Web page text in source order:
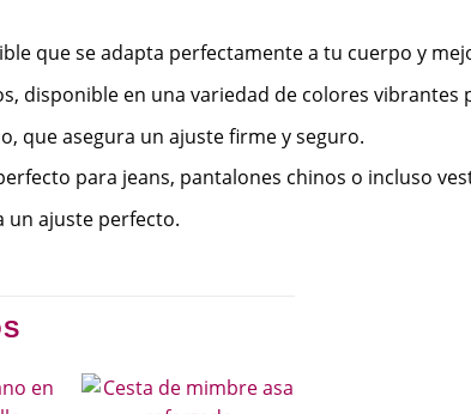
que se adapta perfectamente a tu cuerpo y
disponible en una variedad de colores
que asegura un ajuste firme y seguro.
para jeans, pantalones chinos o incluso
un ajuste perfecto.